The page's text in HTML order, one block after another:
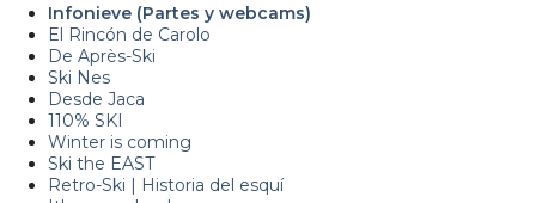
Infonieve (Partes y webcams)
El Rincón de Carolo
De Après-Ski
Ski Nes
Desde Jaca
110% SKI
Winter is coming
Ski the EAST
Retro-Ski | Historia del esquí